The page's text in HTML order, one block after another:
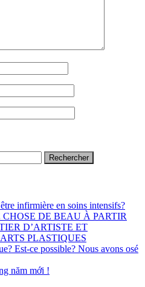
infirmière en soins intensifs?
DE BEAU À PARTIR
D’ARTISTE ET
PLASTIQUES
Est-ce possible? Nous avons osé
năm mới !